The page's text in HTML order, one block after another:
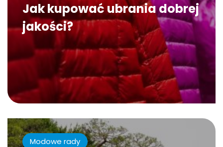
Jak kupować ubrania dobrej
jakości?
Modowe rady